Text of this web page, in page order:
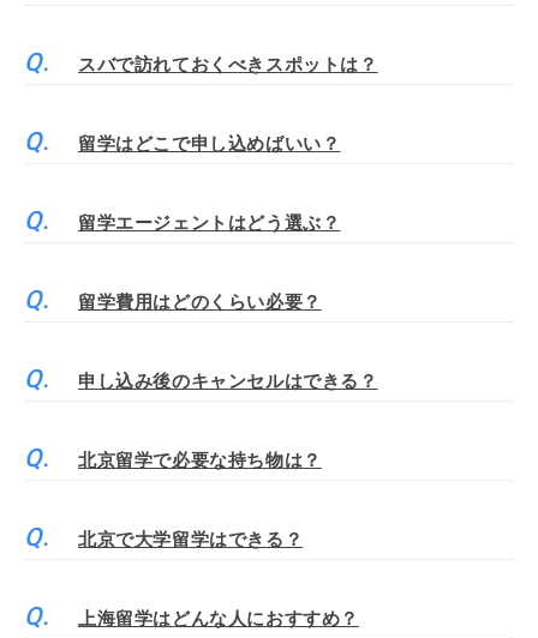
スバで訪れておくべきスポットは？
留学はどこで申し込めばいい？
留学エージェントはどう選ぶ？
留学費用はどのくらい必要？
申し込み後のキャンセルはできる？
北京留学で必要な持ち物は？
北京で大学留学はできる？
上海留学はどんな人におすすめ？